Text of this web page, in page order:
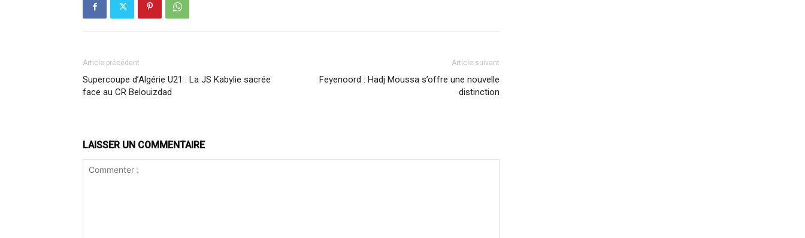
Article précédent
Supercoupe d’Algérie U21 : La JS Kabylie sacrée
face au CR Belouizdad
Article suivant
Feyenoord : Hadj Moussa s’offre une nouvelle
distinction
LAISSER UN COMMENTAIRE